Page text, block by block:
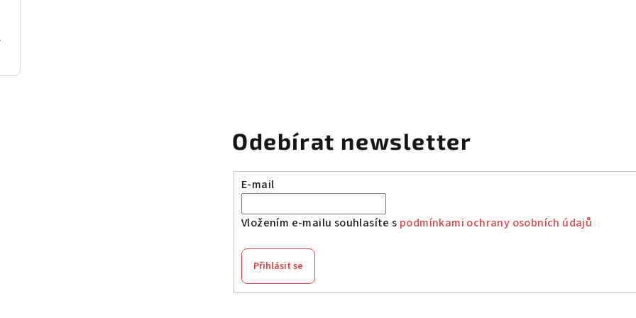
dřevo
Odebírat newsletter
E-mail
Vložením e-mailu souhlasíte s podmínkami ochrany osobních údajů
Přihlásit se